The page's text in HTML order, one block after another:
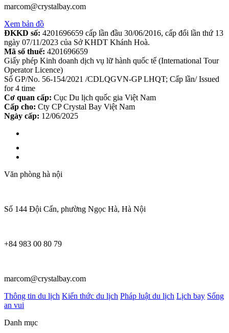
marcom@crystalbay.com
Xem bản đồ
ĐKKD số: 4201696659 cấp lần đầu 30/06/2016, cấp đổi lần thứ 13
ngày 07/11/2023 của Sở KHDT Khánh Hoà.
Mã số thuế: 4201696659
Giấy phép Kinh doanh dịch vụ lữ hành quốc tế (International Tour
Operator Licence)
Số GP/No. 56-154/2021 /CDLQGVN-GP LHQT; Cấp lần/ Issued
for 4 time
Cơ quan cấp: Cục Du lịch quốc gia Việt Nam
Cấp cho: Cty CP Crystal Bay Việt Nam
Ngày cấp: 12/06/2025
Văn phòng hà nội
Số 144 Đội Cấn, phường Ngọc Hà, Hà Nội
+84 983 00 80 79
marcom@crystalbay.com
Thông tin du lịch Kiến thức du lịch Pháp luật du lịch Lịch bay Sống
an vui
Danh mục